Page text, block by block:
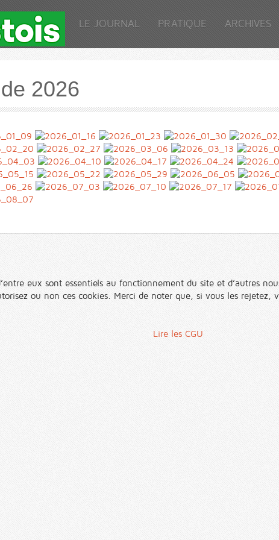
LE JOURNAL PRATIQUE ARCHIVES
2026
eux sont essentiels au fonctionnement du site et d’autres
ou non ces cookies. Merci de noter que, si vous les
Lire les CGU